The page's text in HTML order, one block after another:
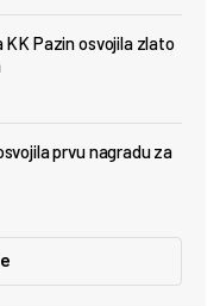
KK Pazin osvojila zlato
prvu nagradu za